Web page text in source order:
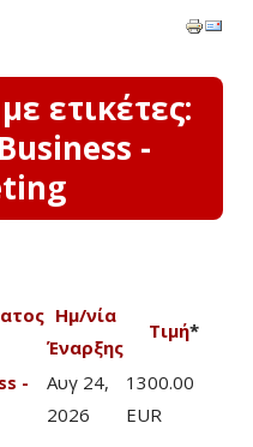
ετικέτες:
-
Ημ/νία
Έναρξης
Τιμή*
-
Αυγ 24,
2026
1300.00
EUR